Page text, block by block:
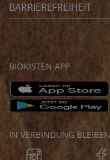
BARRIEREFREIHEIT
BIOKISTEN APP
IN VERBINDUNG BLEIBEN